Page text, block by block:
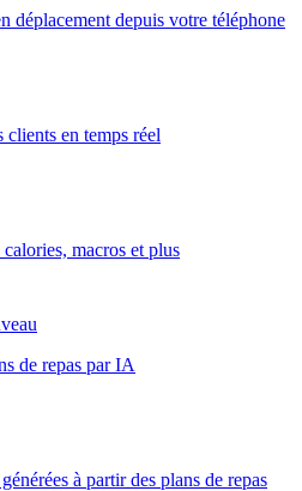
déplacement depuis votre téléphone
en temps réel
macros et plus
de repas par IA
à partir des plans de repas